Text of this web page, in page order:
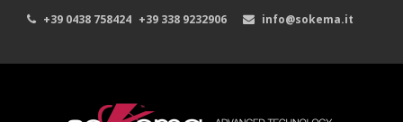
+39 0438 758424 +39 338 9232906 info@sokema.it